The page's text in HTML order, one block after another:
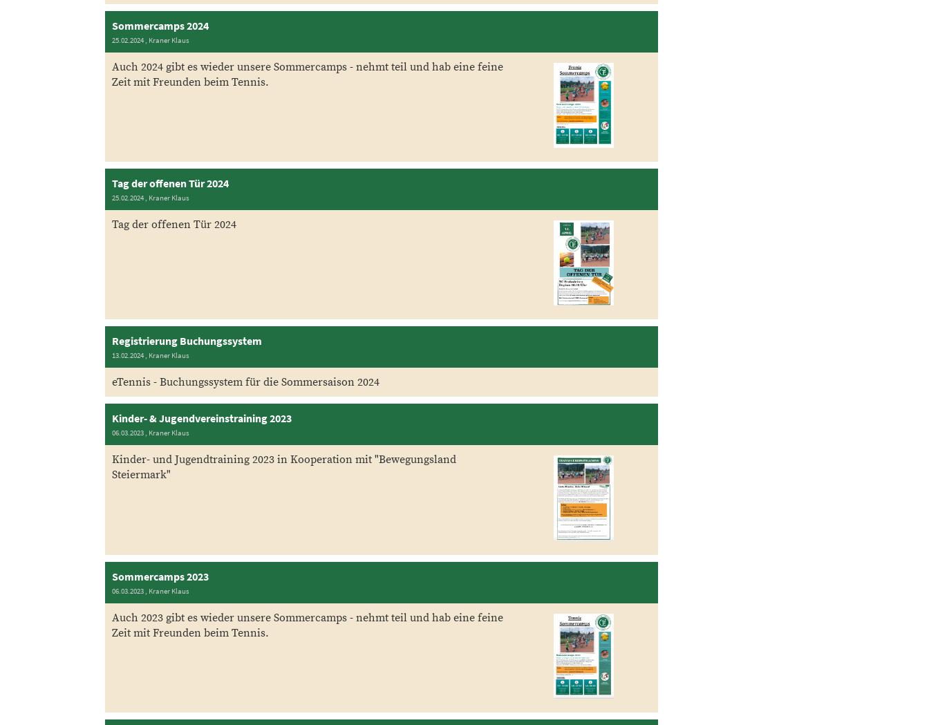
Sommercamps 2024
25.02.2024, Kraner Klaus
Auch 2024 gibt es wieder unsere Sommercamps - nehmt teil und hab eine feine
Zeit mit Freunden beim Tennis.
Tag der offenen Tür 2024
25.02.2024, Kraner Klaus
Tag der offenen Tür 2024
Registrierung Buchungssystem
13.02.2024, Kraner Klaus
eTennis - Buchungssystem für die Sommersaison 2024
Kinder- & Jugendvereinstraining 2023
06.03.2023 , Kraner Klaus
Kinder- und Jugendtraining 2023 in Kooperation mit "Bewegungsland
Steiermark"
Sommercamps 2023
06.03.2023 , Kraner Klaus
Auch 2023 gibt es wieder unsere Sommercamps - nehmt teil und hab eine feine
Zeit mit Freunden beim Tennis.